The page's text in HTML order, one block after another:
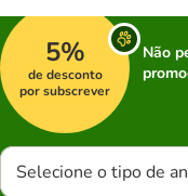
5%
de desconto
por subscrever
Não
Selecione o tipo de